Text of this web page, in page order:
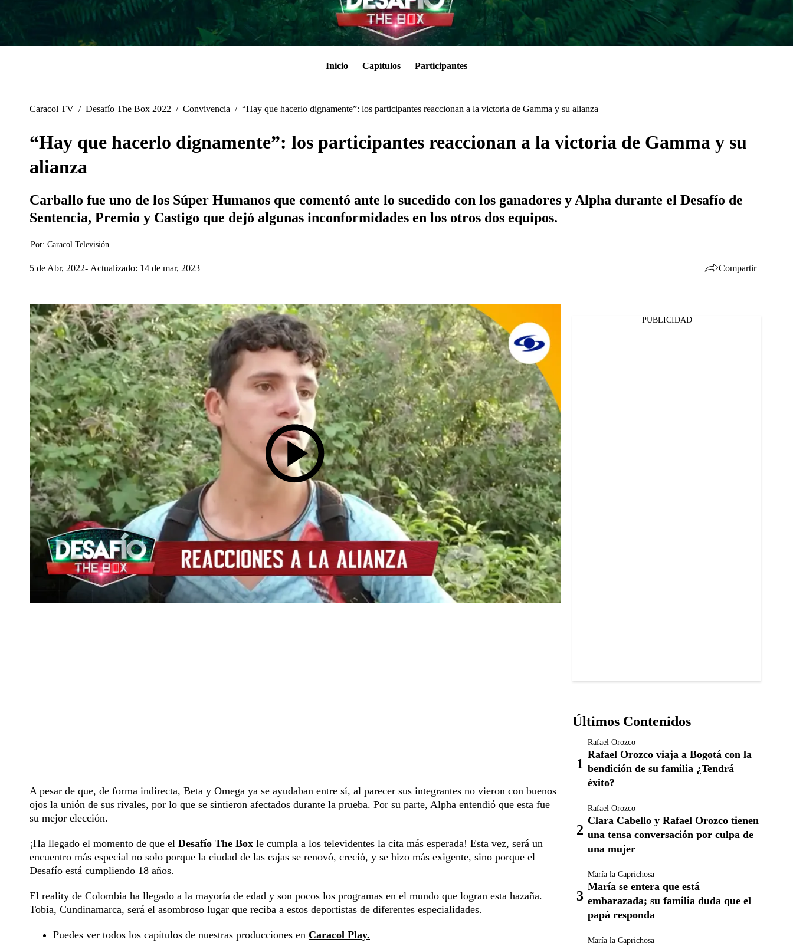
Inicio Capítulos Participantes
Caracol TV / Desafío The Box 2022 / Convivencia / “Hay que hacerlo dignamente”: los participantes reaccionan a la victoria de Gamma y su alianza
“Hay que hacerlo dignamente”: los participantes reaccionan a la victoria de Gamma y su
alianza
Carballo fue uno de los Súper Humanos que comentó ante lo sucedido con los ganadores y Alpha durante el Desafío de
Sentencia, Premio y Castigo que dejó algunas inconformidades en los otros dos equipos.
Por: Caracol Televisión
5 de Abr, 2022 Actualizado: 14 de mar, 2023 Compartir
A pesar de que, de forma indirecta, Beta y Omega ya se ayudaban entre sí, al parecer sus integrantes no vieron con buenos
ojos la unión de sus rivales, por lo que se sintieron afectados durante la prueba. Por su parte, Alpha entendió que esta fue
su mejor elección.
¡Ha llegado el momento de que el Desafío The Box le cumpla a los televidentes la cita más esperada! Esta vez, será un
encuentro más especial no solo porque la ciudad de las cajas se renovó, creció, y se hizo más exigente, sino porque el
Desafío está cumpliendo 18 años.
El reality de Colombia ha llegado a la mayoría de edad y son pocos los programas en el mundo que logran esta hazaña.
Tobia, Cundinamarca, será el asombroso lugar que reciba a estos deportistas de diferentes especialidades.
Puedes ver todos los capítulos de nuestras producciones en Caracol Play.
PUBLICIDAD
Últimos Contenidos
Rafael Orozco
Rafael Orozco viaja a Bogotá con la
bendición de su familia ¿Tendrá
éxito?
Rafael Orozco
Clara Cabello y Rafael Orozco tienen
una tensa conversación por culpa de
una mujer
María la Caprichosa
María se entera que está
embarazada; su familia duda que el
papá responda
María la Caprichosa